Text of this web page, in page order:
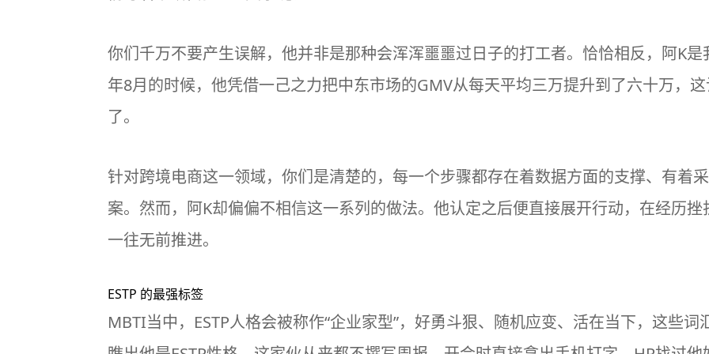
你们千万不要产生误解，他并非是那种会浑浑噩噩过日子的打工者。恰恰相反，阿K
年8月的时候，他凭借一己之力把中东市场的GMV从每天平均三万提升到了六十万，
了。
针对跨境电商这一领域，你们是清楚的，每一个步骤都存在着数据方面的支撑、有着
案。然而，阿K却偏偏不相信这一系列的做法。他认定之后便直接展开行动，在经历
一往无前推进。
ESTP 的最强标签
MBTI当中，ESTP人格会被称作“企业家型”，好勇斗狠、随机应变、活在当下，这些